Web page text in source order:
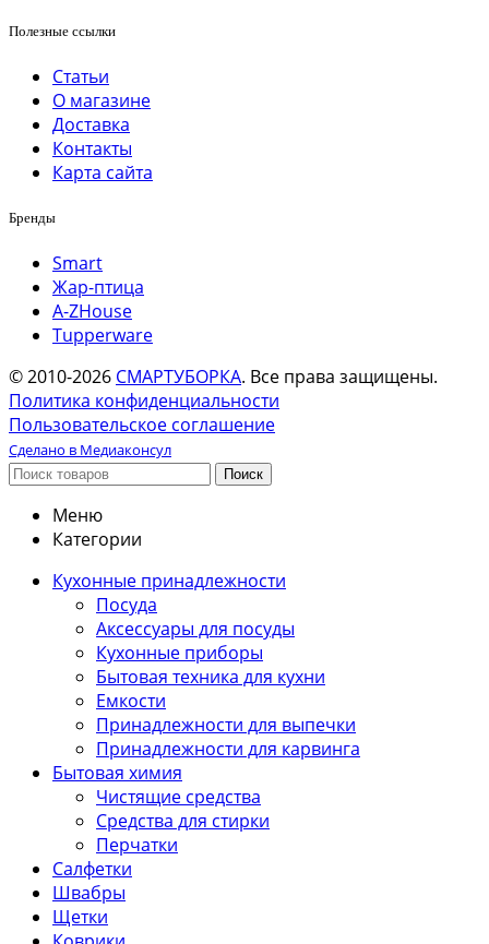
Полезные ссылки
Статьи
О магазине
Доставка
Контакты
Карта сайта
Бренды
Smart
Жар-птица
A-ZHouse
Tupperware
© 2010-2026 СМАРТУБОРКА. Все права защищены.
Политика конфиденциальности
Пользовательское соглашение
Сделано в Медиаконсул
Поиск
Меню
Категории
Кухонные принадлежности
Посуда
Аксессуары для посуды
Кухонные приборы
Бытовая техника для кухни
Емкости
Принадлежности для выпечки
Принадлежности для карвинга
Бытовая химия
Чистящие средства
Средства для стирки
Перчатки
Салфетки
Швабры
Щетки